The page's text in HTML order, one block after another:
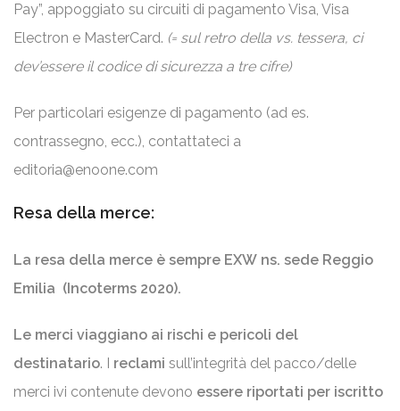
Pay”, appoggiato su circuiti di pagamento Visa, Visa
Electron e MasterCard. (= sul retro della vs. tessera, ci
dev’essere il codice di sicurezza a tre cifre)
Per particolari esigenze di pagamento (ad es.
contrassegno, ecc.), contattateci a
editoria@enoone.com
Resa della merce:
La resa della merce è sempre EXW ns. sede Reggio
Emilia (Incoterms 2020).
Le merci viaggiano ai rischi e pericoli del
destinatario. I reclami sull’integrità del pacco/delle
merci ivi contenute devono essere riportati per iscritto